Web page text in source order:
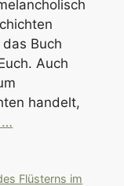
Buch
Auch
handelt,
…
Flüsterns im